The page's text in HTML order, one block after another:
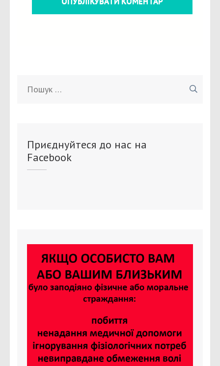
Приєднуйтеся до нас на
Facebook